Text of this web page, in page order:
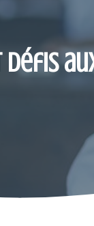
défis